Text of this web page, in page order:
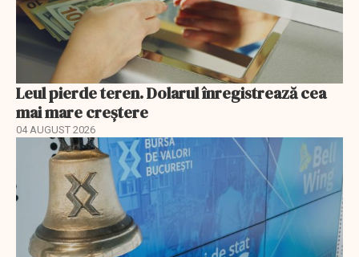
Leul pierde teren. Dolarul înregistrează cea
mai mare creștere
04 AUGUST 2026